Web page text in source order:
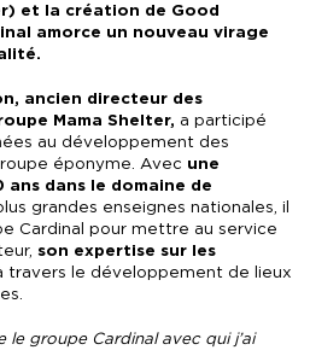
et la création de Good
amorce un nouveau virage
ancien directeur des
Mama Shelter, a participé
au développement des
éponyme. Avec une
ans dans le domaine de
grandes enseignes nationales, il
Cardinal pour mettre au service
son expertise sur les
travers le développement de lieux
le groupe Cardinal avec qui j’ai